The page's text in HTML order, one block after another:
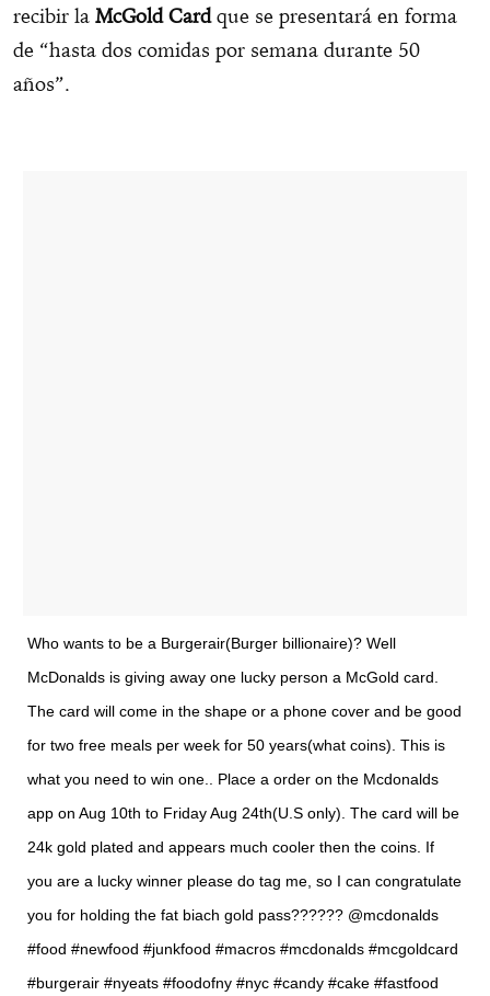
recibir la McGold Cardque se presentará en forma
de “hasta dos comidas por semana durante 50
años”.
Who wants to be a Burgerair(Burger billionaire)? Well
McDonalds is giving away one lucky person a McGold card.
The card will come in the shape or a phone cover and be good
for two free meals per week for 50 years(what coins). This is
what you need to win one.. Place a order on the Mcdonalds
app on Aug 10th to Friday Aug 24th(U.S only). The card will be
24k gold plated and appears much cooler then the coins. If
you are a lucky winner please do tag me, so I can congratulate
you for holding the fat biach gold pass?????? @mcdonalds
#food #newfood #junkfood #macros #mcdonalds #mcgoldcard
#burgerair #nyeats #foodofny #nyc #candy #cake #fastfood